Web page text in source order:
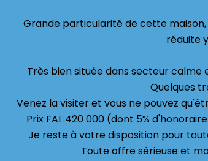
Grande particularité de cette
réduite
Très bien située dans secteur
Quelques
Venez la visiter et vous ne pouvez
Prix FAI :420 000 (dont 5%
Je reste à votre disposition pour
Toute offre sérieuse et